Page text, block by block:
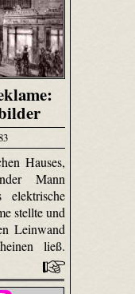
Hauses,
Mann
elektrische
stellte und
Leinwand
ließ.